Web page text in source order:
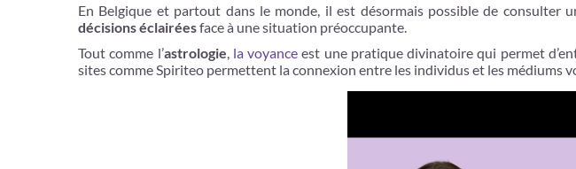
En Belgique et partout dans le monde, il est désormais possible de consulter
décisions éclairéesface à une situation préoccupante.
Tout comme l’astrologie, la voyance est une pratique divinatoire qui permet
sites comme Spiriteo permettent la connexion entre les individus et les médiums